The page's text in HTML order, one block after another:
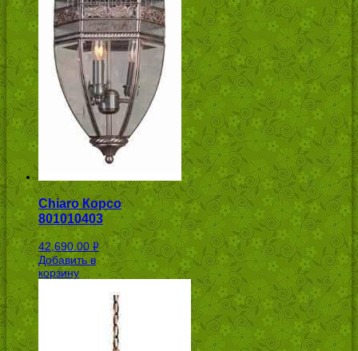
Chiaro Корсо
801010403
42,690.00Р
УБ.
Добавить в
корзину